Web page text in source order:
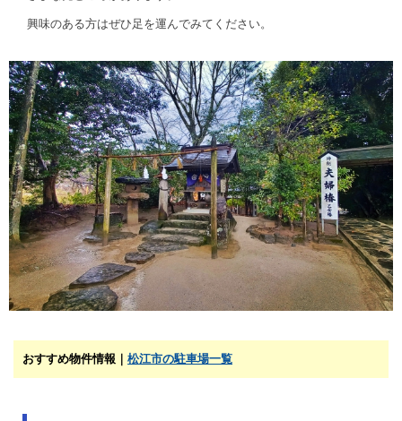
興味のある方はぜひ足を運んでみてください。
おすすめ物件情報｜ 松江市の駐車場一覧